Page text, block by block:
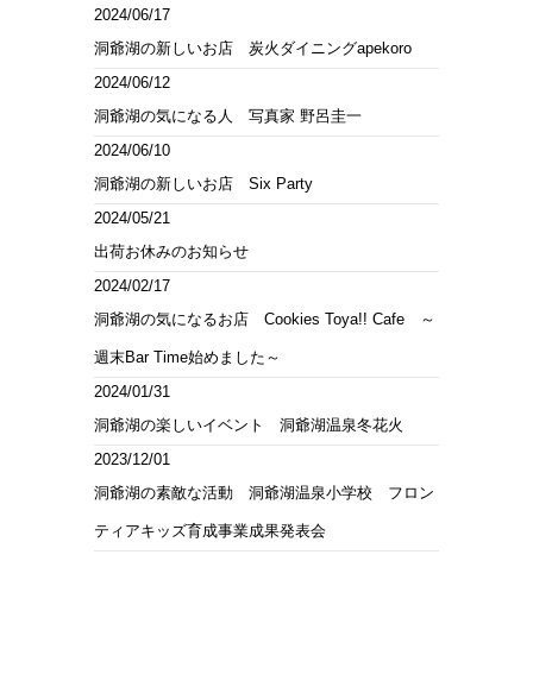
2024/06/17
洞爺湖の新しいお店 炭火ダイニングapekoro
2024/06/12
洞爺湖の気になる人 写真家 野呂圭一
2024/06/10
洞爺湖の新しいお店 Six Party
2024/05/21
出荷お休みのお知らせ
2024/02/17
洞爺湖の気になるお店 Cookies Toya!! Cafe ～
週末Bar Time始めました～
2024/01/31
洞爺湖の楽しいイベント 洞爺湖温泉冬花火
2023/12/01
洞爺湖の素敵な活動 洞爺湖温泉小学校 フロン
ティアキッズ育成事業成果発表会